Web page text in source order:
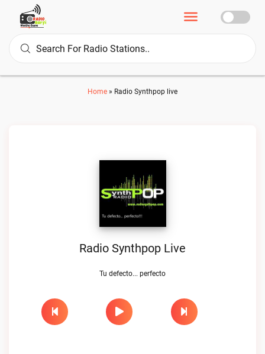
Home » Radio Synthpop live
Radio Synthpop Live
Tu defecto... perfecto